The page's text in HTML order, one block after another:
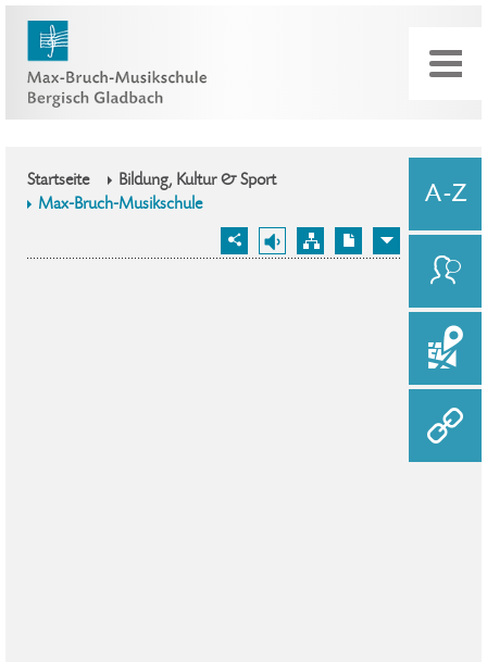
Startseite
Bildung, Kultur & Sport
Max-Bruch-Musikschule